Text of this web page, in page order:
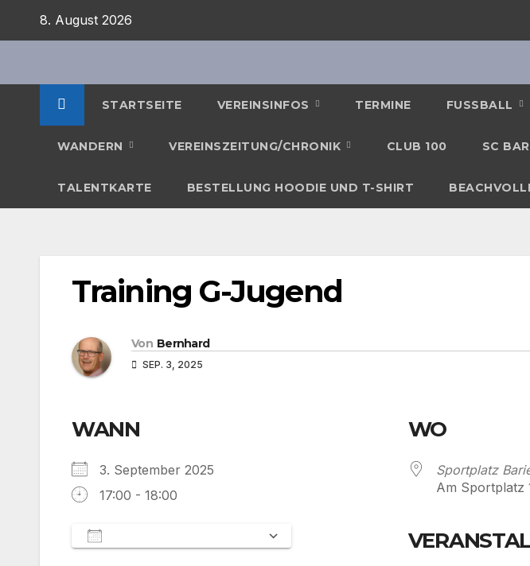
8. August 2026
STARTSEITE VEREINSINFOS TERMINE FUSSBALL
WANDERN VEREINSZEITUNG/CHRONIK CLUB 100 SC
TALENTKARTE BESTELLUNG HOODIE UND T-SHIRT
Training G-Jugend
Von Bernhard
SEP. 3, 2025
WANN
3. September 2025
17:00 - 18:00
WO
Sportplatz
Am Sportplatz